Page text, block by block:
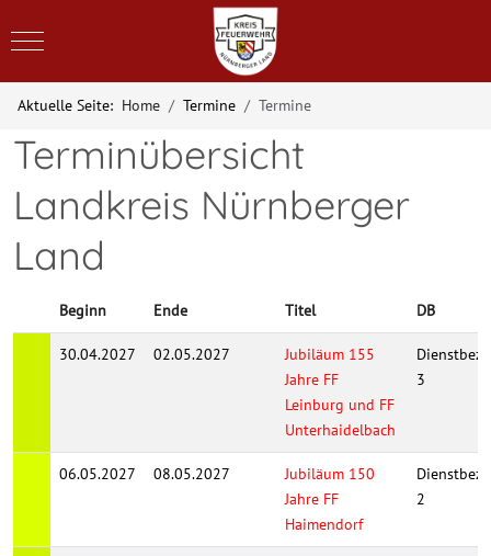
Mobile Menu Toggle
Aktuelle Seite: Home Termine Termine
Terminübersicht
Landkreis Nürnberger
Land
Beginn Ende Titel DB
30.04.2027 02.05.2027
Jubiläum 155
Jahre FF
Leinburg und FF
Unterhaidelbach
3
06.05.2027 08.05.2027
Jubiläum 150
Jahre FF
Haimendorf
2